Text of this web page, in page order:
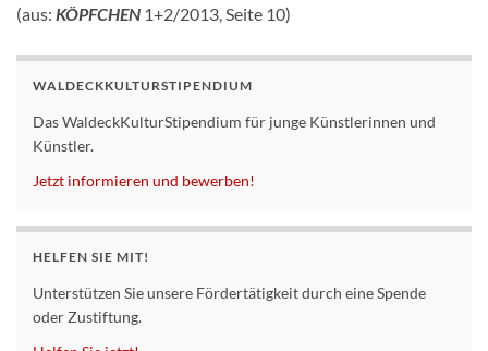
(aus: KÖPFCHEN 1+2/2013, Seite 10)
WALDECKKULTURSTIPENDIUM
Das WaldeckKulturStipendium für junge Künstlerinnen und
Künstler.
Jetzt informieren und bewerben!
HELFEN SIE MIT!
Unterstützen Sie unsere Fördertätigkeit durch eine Spende
oder Zustiftung.